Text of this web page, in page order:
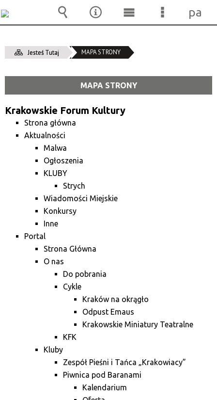
Jesteś Tutaj MAPA STRONY
MAPA STRONY
Krakowskie Forum Kultury
Strona główna
Aktualności
Malwa
Ogłoszenia
KLUBY
Strych
Wiadomości Miejskie
Konkursy
Inne
Portal
Strona Główna
O nas
Do pobrania
Cykle
Kraków na okrągło
Odpust Emaus
Krakowskie Miniatury Teatralne
KFK
Kluby
Zespół Pieśni i Tańca „Krakowiacy”
Piwnica pod Baranami
Kalendarium
Wyszukiwarka
Narzędzia
MenuMenu